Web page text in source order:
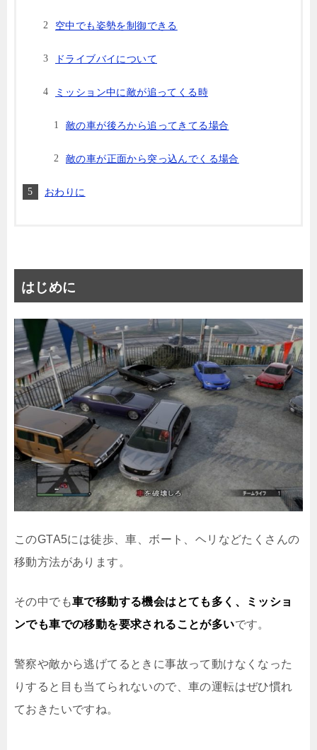
空中でも姿勢を制御できる
ドライブバイについて
ミッション中に敵が追ってくる時
敵の車が後ろから追ってきてる場合
敵の車が正面から突っ込んでくる場合
おわりに
はじめに
このGTA5には徒歩、車、ボート、ヘリなどたくさんの
移動方法があります。
その中でも車で移動する機会はとても多く、ミッショ
ンでも車での移動を要求されることが多いです。
警察や敵から逃げてるときに事故って動けなくなった
りすると目も当てられないので、車の運転はぜひ慣れ
ておきたいですね。